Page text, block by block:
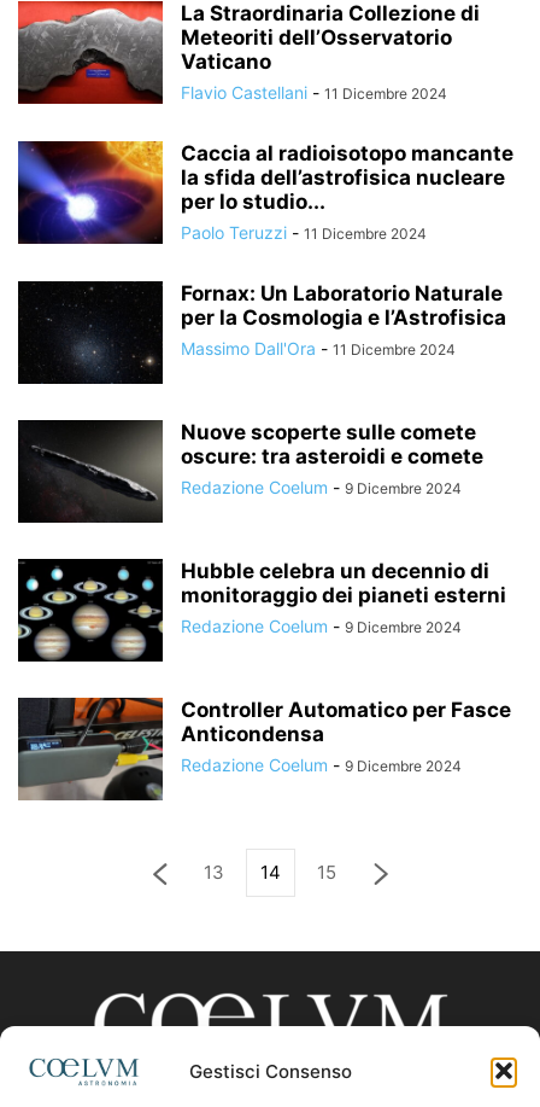
Gestisci Consenso
La Straordinaria Collezione di
Meteoriti dell’Osservatorio
Vaticano
Flavio Castellani - 11 Dicembre 2024
Caccia al radioisotopo mancante
la sfida dell’astrofisica nucleare
per lo studio...
Paolo Teruzzi - 11 Dicembre 2024
Fornax: Un Laboratorio Naturale
per la Cosmologia e l’Astrofisica
Massimo Dall'Ora - 11 Dicembre 2024
Nuove scoperte sulle comete
oscure: tra asteroidi e comete
Redazione Coelum - 9 Dicembre 2024
Hubble celebra un decennio di
monitoraggio dei pianeti esterni
Redazione Coelum - 9 Dicembre 2024
Controller Automatico per Fasce
Anticondensa
Redazione Coelum - 9 Dicembre 2024
13 14 15